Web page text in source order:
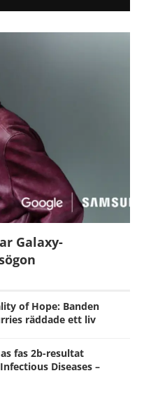
Galaxy-
of Hope: Banden
räddade ett liv
fas 2b-resultat
Diseases –